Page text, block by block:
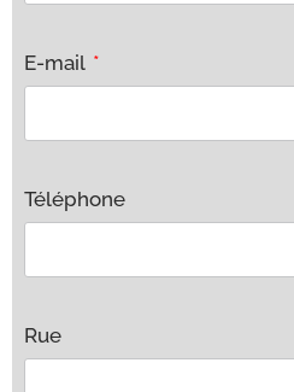
E-mail
Téléphone
Rue